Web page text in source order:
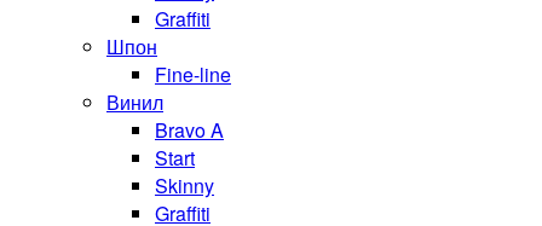
Graffiti
Шпон
Fine-line
Винил
Bravo A
Start
Skinny
Graffiti